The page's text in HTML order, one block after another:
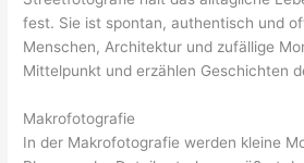
fest. Sie ist spontan, authentisch und
Menschen, Architektur und zufällige
Mittelpunkt und erzählen Geschichten
Makrofotografie
In der Makrofotografie werden kleine